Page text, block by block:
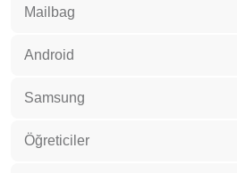
Mailbag
Android
Samsung
Öğreticiler